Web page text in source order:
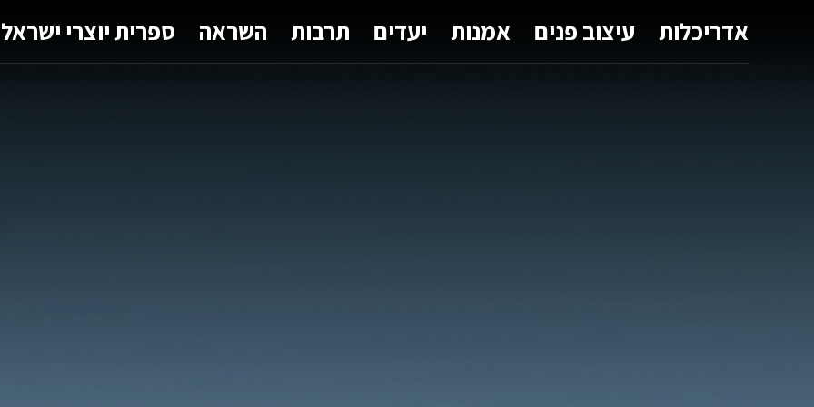
אדריכלות עיצוב פנים אמנות יעדים תרבות השראה ספרית יוצרי ישראל